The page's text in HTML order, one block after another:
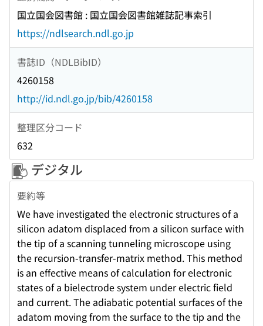
国立国会図書館 : 国立国会図書館雑誌記事索引
https://ndlsearch.ndl.go.jp
書誌ID（NDLBibID）
4260158
http://id.ndl.go.jp/bib/4260158
整理区分コード
632
デジタル
要約等
We have investigated the electronic structures of a
silicon adatom displaced from a silicon surface with
the tip of a scanning tunneling microscope using
the recursion-transfer-matrix method. This method
is an effective means of calculation for electronic
states of a bielectrode system under electric field
and current. The adiabatic potential surfaces of the
adatom moving from the surface to the tip and the